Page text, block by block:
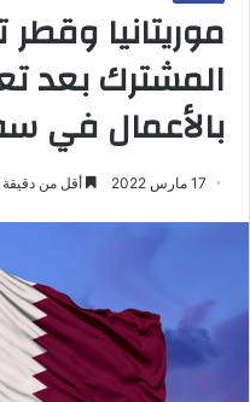
موريتانيا وقطر
المشترك بعد
بالأعمال في
17 مارس 2022 أقل من دقيقة